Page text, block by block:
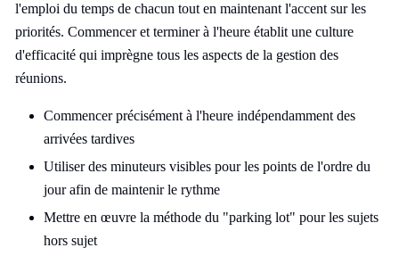
l'emploi du temps de chacun tout en maintenant l'accent sur les
priorités. Commencer et terminer à l'heure établit une culture
d'efficacité qui imprègne tous les aspects de la gestion des
réunions.
Commencer précisément à l'heure indépendamment des
arrivées tardives
Utiliser des minuteurs visibles pour les points de l'ordre du
jour afin de maintenir le rythme
Mettre en œuvre la méthode du "parking lot" pour les sujets
hors sujet